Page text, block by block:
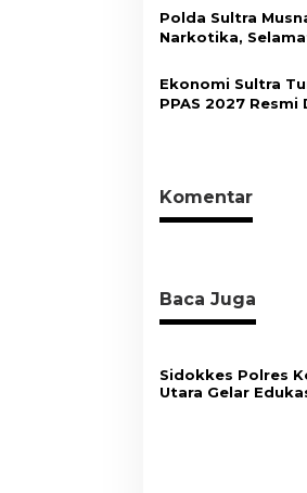
s
Masyarakat
Polda Sultra
Narkotika,
Ekonomi Sultra
PPAS 2027 Resmi
Komentar
Baca Juga
Sidokkes Polres
Utara Gelar